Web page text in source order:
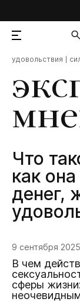
Что
как
денег,
удовольствия
9 сентября 2025
В чем
сферы